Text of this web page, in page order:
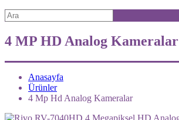
4 MP HD Analog Kameralar
Anasayfa
Ürünler
4 Mp Hd Analog Kameralar